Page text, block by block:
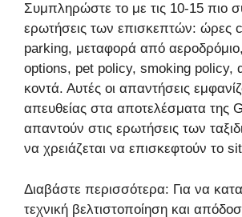
Συμπληρώστε το με τις 10-15 πιο
ερωτήσεις των επισκεπτών: ώρες
parking, μεταφορά από
options, pet policy, smoking policy,
κοντά. Αυτές οι απαντήσεις
απευθείας στα αποτελέσματα της
απαντούν στις ερωτήσεις των
να χρειάζεται να επισκεφτούν το
Διαβάστε περισσότερα: Για να
τεχνική βελτιστοποίηση και